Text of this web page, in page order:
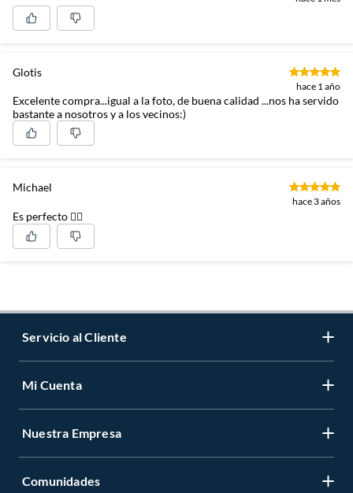
Glotis
hace 1 año
Excelente compra...igual a la foto, de buena calidad ...nos ha servido
bastante a nosotros y a los vecinos:)
Michael
hace 3 años
Es perfecto 👌🏽
Servicio al Cliente
Contáctanos
Tiendas y horarios
Mi Cuenta
Registrate
Nuestra Empresa
Sobre Nosotros
Comunidades